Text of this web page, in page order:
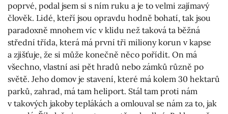
poprvé, podal jsem si s ním ruku a je to velmi zajímavý
člověk. Lidé, kteří jsou opravdu hodně bohatí, tak jsou
paradoxně mnohem víc v klidu než taková ta běžná
střední třída, která má první tři miliony korun v kapse
a zjišťuje, že si může konečně něco pořídit. On má
všechno, vlastní asi pět hradů nebo zámků různě po
světě. Jeho domov je stavení, které má kolem 30 hektarů
parků, zahrad, má tam heliport. Stál tam proti nám
v takových jakoby teplákách a omlouval se nám za to, jak